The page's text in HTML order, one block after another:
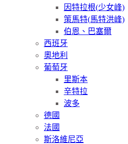
因特拉根(少女峰)
策馬特(馬特洪峰)
伯恩、巴塞爾
西班牙
奧地利
葡萄牙
里斯本
辛特拉
波多
德國
法國
斯洛維尼亞